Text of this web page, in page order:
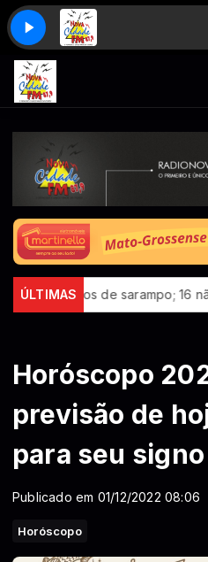
ÚLTIMAS
de sarampo; 16 não se
Horóscopo
previsão de
para seu signo
Publicado em 01/12/2022 08:06
Horóscopo